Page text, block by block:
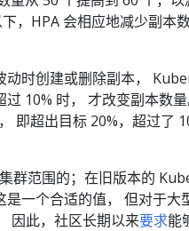
，HPA 会相应地减少副本
动时创建或删除副本，
10% 时， 才改变副本数
即超出目标 20%，超过了
群范围的；在旧版本的
一个合适的值， 但对于大
因此，社区长期以来要求能